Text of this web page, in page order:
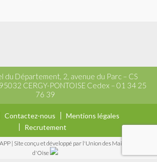
du Département, 2, avenue du Parc – CS
CERGY-PONTOISE Cedex – 01 34 25
76 39
Contactez-nous
Mentions légales
Recrutement
| Site conçu et développé par l'Union des Maires du Val
d'Oise